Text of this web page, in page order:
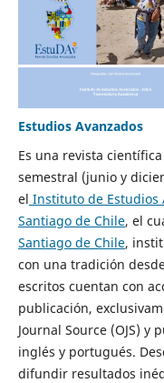
Estudios Avanzados
Es una revista
semestral (junio y
el Instituto de Estudios
Santiago de Chile, el
Santiago de Chile,
con una tradición
escritos cuentan con
publicación,
Journal Source (OJS) y
inglés y portugués.
difundir resultados